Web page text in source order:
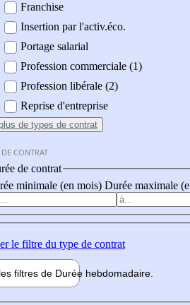
Franchise
Insertion par l'activ.éco.
Portage salarial
Profession commerciale (1)
Profession libérale (2)
Reprise d'entreprise
de types de contrat
CONTRAT
de contrat
minimale (en mois) Durée maximale
le filtre du type de contrat
filtres de Durée hebdomadaire